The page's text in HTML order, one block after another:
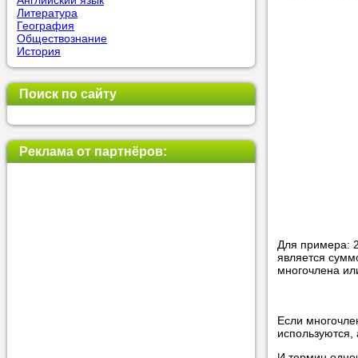
Мы
Совет 3.
Литература
География
Обществознание
История
Поиск по сайту
Реклама от партнёров:
Для примера:
является
многочлена
Если
используются,